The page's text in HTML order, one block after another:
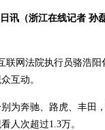
讯（浙江在线记者 孙
网法院执行员骆浩阳
互动。
奔驰、路虎、丰田，
人次超过1.3万。